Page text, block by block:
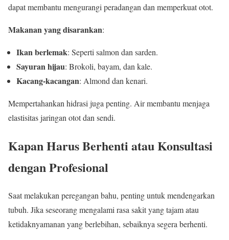
dapat membantu mengurangi peradangan dan memperkuat otot.
Makanan yang disarankan:
Ikan berlemak: Seperti salmon dan sarden.
Sayuran hijau: Brokoli, bayam, dan kale.
Kacang-kacangan: Almond dan kenari.
Mempertahankan hidrasi juga penting. Air membantu menjaga
elastisitas jaringan otot dan sendi.
Kapan Harus Berhenti atau Konsultasi
dengan Profesional
Saat melakukan peregangan bahu, penting untuk mendengarkan
tubuh. Jika seseorang mengalami rasa sakit yang tajam atau
ketidaknyamanan yang berlebihan, sebaiknya segera berhenti.